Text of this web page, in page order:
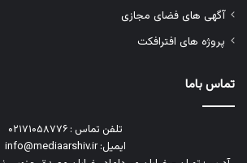
آگهی های فضای مجازی
پروژه های افترافکت
تماس باما
تلفن تماس : ۰۲۱۷۱۰۵۸۷۷۶
ایمیل: info@mediaarshiv.ir